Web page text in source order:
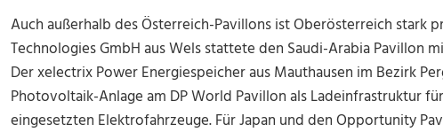
Auch außerhalb des Österreich-Pavillons ist Oberösterreich stark
Technologies GmbH aus Wels stattete den Saudi-Arabia Pavillon
Der xelectrix Power Energiespeicher aus Mauthausen im Bezirk
Photovoltaik-Anlage am DP World Pavillon als Ladeinfrastruktur
eingesetzten Elektrofahrzeuge. Für Japan und den Opportunity